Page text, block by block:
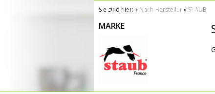
Startseite
TISCHKULTUR
MEHR
Sie sind hier: » Nach Hersteller» STAUB
MARKE